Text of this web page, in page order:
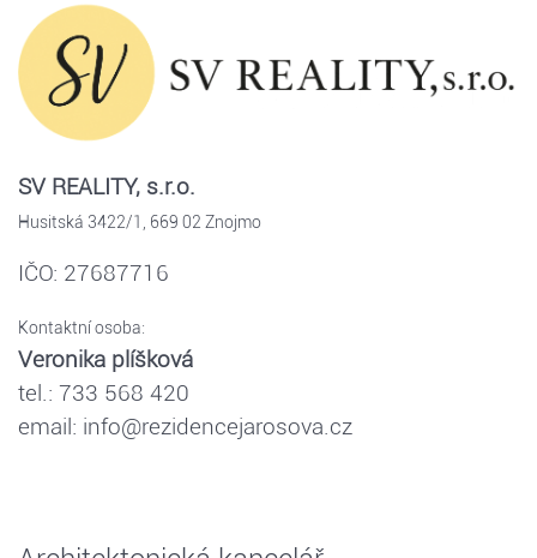
SV REALITY, s.r.o.
Husitská 3422/1, 669 02 Znojmo
IČO: 27687716
Kontaktní osoba:
Veronika plíšková
tel.: 733 568 420
email: info@rezidencejarosova.cz